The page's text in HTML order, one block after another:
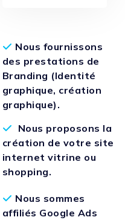
Nous fournissons
des prestations de
Branding (Identité
graphique, création
graphique).
Nous proposons la
création de votre site
internet vitrine ou
shopping.
Nous sommes
affiliés Google Ads